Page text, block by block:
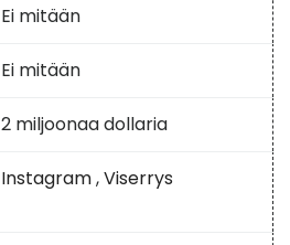
Ei mitään
Ei mitään
2 miljoonaa dollaria
Instagram,Viserrys